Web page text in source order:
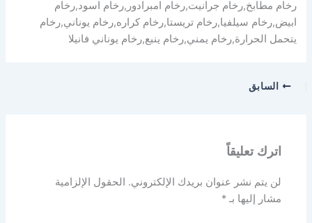
رخام مطابخ,رخام جرانيت,رخام امبرادور,رخام اسود,رخام
ابيض,رخام سيلفيا,رخام تريستا,رخام كراره,رخام يوناني,رخام
يتحمل الحرارة,رخام يمني,رخام ينبع,رخام يوناني فانيلا
السابق
اترك تعليقاً
لن يتم نشر عنوان بريدك الإلكتروني. الحقول الإلزامية
مشار إليها بـ*